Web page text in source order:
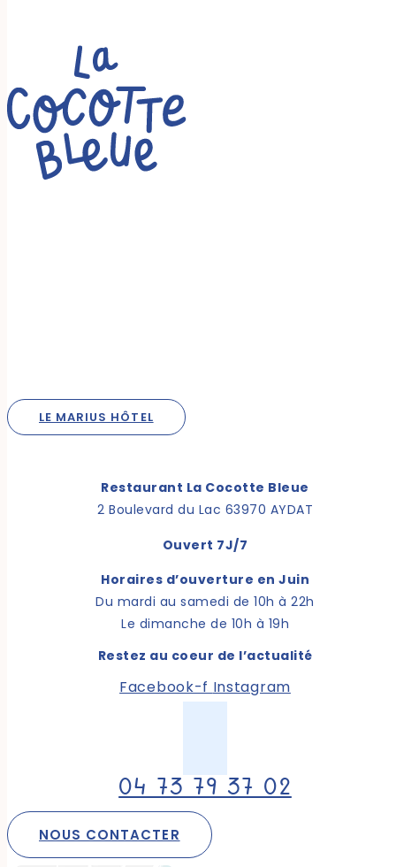
LE MARIUS HÔTEL
Restaurant La Cocotte Bleue
2 Boulevard du Lac 63970 AYDAT
Ouvert 7J/7
Horaires d’ouverture en Juin
Du mardi au samedi de 10h à 22h
Le dimanche de 10h à 19h
Restez au coeur de l’actualité
Facebook-f Instagram
04 73 79 37 02
NOUS CONTACTER